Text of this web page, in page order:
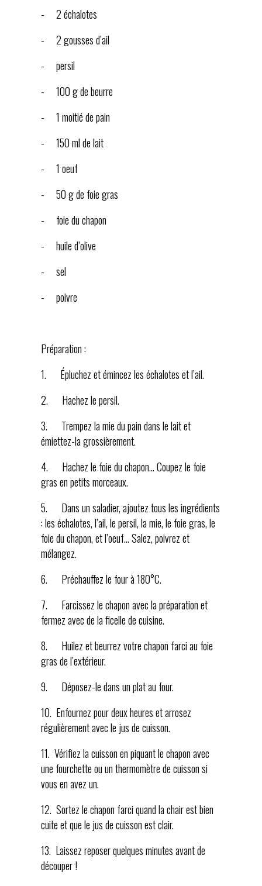
- 2 échalotes
- 2 gousses d’ail
- persil
- 100 g de beurre
- 1 moitié de pain
- 150 ml de lait
- 1 oeuf
- 50 g de foie gras
- foie du chapon
- huile d’olive
- sel
- poivre
Préparation :
1. Épluchez et émincez les échalotes et l’ail.
2. Hachez le persil.
3. Trempez la mie du pain dans le lait et
émiettez-la grossièrement.
4. Hachez le foie du chapon… Coupez le foie
gras en petits morceaux.
5. Dans un saladier, ajoutez tous les ingrédients
: les échalotes, l’ail, le persil, la mie, le foie gras, le
foie du chapon, et l’oeuf… Salez, poivrez et
mélangez.
6. Préchauffez le four à 180°C.
7. Farcissez le chapon avec la préparation et
fermez avec de la ficelle de cuisine.
8. Huilez et beurrez votre chapon farci au foie
gras de l’extérieur.
9. Déposez-le dans un plat au four.
10. Enfournez pour deux heures et arrosez
régulièrement avec le jus de cuisson.
11. Vérifiez la cuisson en piquant le chapon avec
une fourchette ou un thermomètre de cuisson si
vous en avez un.
12. Sortez le chapon farci quand la chair est bien
cuite et que le jus de cuisson est clair.
13. Laissez reposer quelques minutes avant de
découper !